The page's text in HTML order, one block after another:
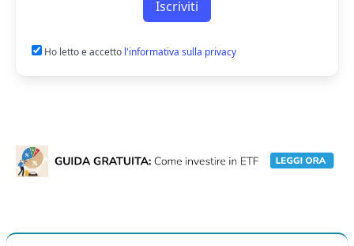
Iscriviti
Ho letto e accetto l'informativa sulla privacy